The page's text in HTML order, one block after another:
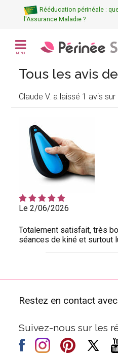
Rééducation périnéale :
l'Assurance Maladie ?
MENU
Tous les avis
Claude V. a laissé 1 avis
Le 2/06/2026
Totalement satisfait, très
séances de kiné et surtout
Restez en contact
Suivez-nous sur les